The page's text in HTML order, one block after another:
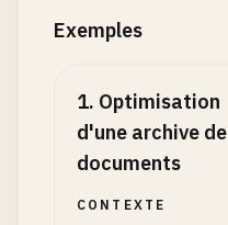
Exemples
1. Optimisation
d'une archive de
documents
CONTEXTE